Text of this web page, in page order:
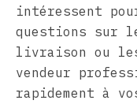
intéressent
questions sur
livraison ou les
vendeur
rapidement à